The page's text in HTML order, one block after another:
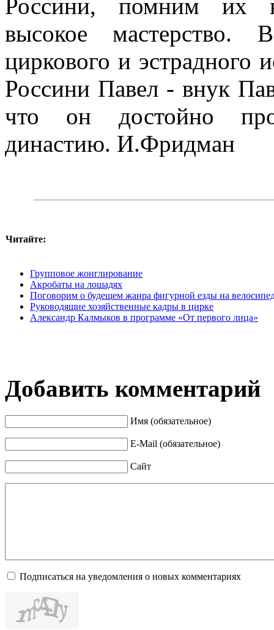
Россини, помним их
высокое мастерство.
циркового и эстрадного
Россини Павел - внук
что он достойно
династию. И.Фридман
Читайте:
Групповое жонглирование
Акробаты на лошадях
Поговорим о будeщем жанра фигурной езды на
Руководящие хозяйственные кадры в цирке
Александр Калмыков в программе «От первого лица»
Добавить комментарий
Имя (обязательное)
E-Mail (обязательное)
Сайт
Подписаться на уведомления о новых комментариях